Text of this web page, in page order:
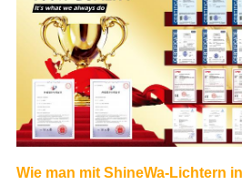
Wie man mit ShineWa-Lichtern